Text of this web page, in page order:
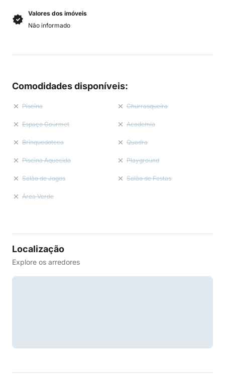
Valores dos imóveis
Não informado
Comodidades disponíveis:
Piscina Churrasqueira
Espaço Gourmet Academia
Brinquedoteca Quadra
Piscina Aquecida Playground
Salão de Jogos Salão de Festas
Área Verde
Localização
Explore os arredores